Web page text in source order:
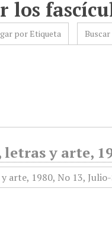
los
por Etiqueta
y arte,